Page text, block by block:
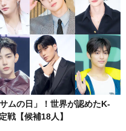
ムの日」！世界が認めたK-
戦【候補18人】